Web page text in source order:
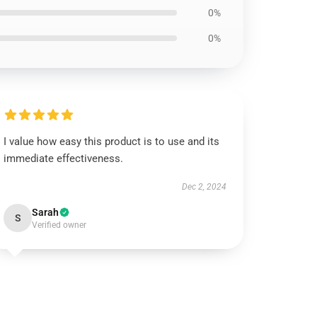
0%
0%
I value how easy this product is to use and its
immediate effectiveness.
Dec 2, 2024
S Sarah
Verified owner